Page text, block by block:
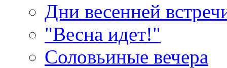
Дни весенней
"Весна идет!"
Соловьиные вечера